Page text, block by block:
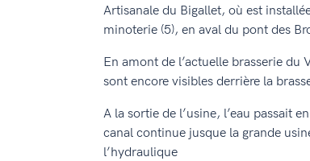
Artisanale du Bigallet, où est
minoterie (5), en aval du pont des
En amont de l’actuelle brasserie du
sont encore visibles derrière la
A la sortie de l’usine, l’eau passait
canal continue jusque la grande
l’hydraulique